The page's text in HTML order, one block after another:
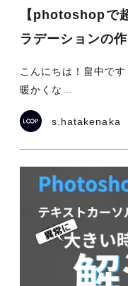
【photoshopで
ラデーションの
こんにちは！畠中で
暖かくな…
s.hatakenaka